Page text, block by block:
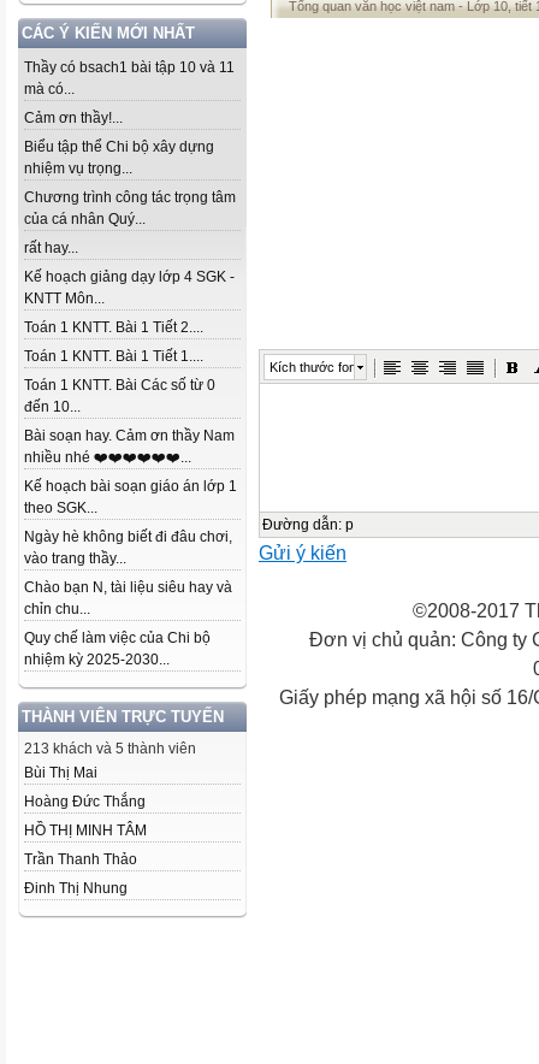
CÁC Ý KIẾN MỚI NHẤT
Thầy có bsach1 bài tập 10 và 11
mà có...
Cảm ơn thầy!...
Biểu tập thể Chi bộ xây dựng
nhiệm vụ trọng...
Chương trình công tác trọng tâm
của cá nhân Quý...
rất hay...
Kế hoạch giảng dạy lớp 4 SGK -
KNTT Môn...
Toán 1 KNTT. Bài 1 Tiết 2....
Toán 1 KNTT. Bài 1 Tiết 1....
Toán 1 KNTT. Bài Các số từ 0
đến 10...
Bài soạn hay. Cảm ơn thầy Nam
nhiều nhé ❤️❤️❤️❤️❤️❤️...
Kế hoạch bài soạn giáo án lớp 1
theo SGK...
Ngày hè không biết đi đâu chơi,
vào trang thầy...
Chào bạn N, tài liệu siêu hay và
chỉn chu...
Quy chế làm việc của Chi bộ
nhiệm kỳ 2025-2030...
THÀNH VIÊN TRỰC TUYẾN
213 khách và 5 thành viên
Bùi Thị Mai
Hoàng Đức Thắng
HỒ THỊ MINH TÂM
Trần Thanh Thảo
Đinh Thị Nhung
Tổng quan văn học việt nam - Lớp 10, tiết
Kích thước font
Đường dẫn: p
Gửi ý kiến
©2008-2017
Đơn vị chủ quản: Công ty
Giấy phép mạng xã hội số